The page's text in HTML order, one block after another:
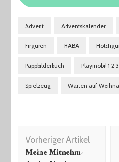
Advent Adventskalender
Firguren HABA
Pappbilderbuch Playmobil 1 2 3
Spielzeug Warten auf
Beitragsnavigation
Vorheriger Artikel
Meine Mitnehm-